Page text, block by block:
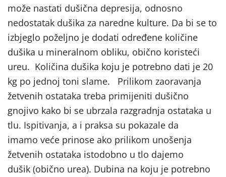
može nastati dušična depresija, odnosno
nedostatak dušika za naredne kulture. Da bi se to
izbjeglo poželjno je dodati određene količine
dušika u mineralnom obliku, obično koristeći
ureu. Količina dušika koju je potrebno dati je 20
kg po jednoj toni slame. Prilikom zaoravanja
žetvenih ostataka treba primijeniti dušično
gnojivo kako bi se ubrzala razgradnja ostataka u
tlu. Ispitivanja, a i praksa su pokazale da
imamo veće prinose ako prilikom unošenja
žetvenih ostataka istodobno u tlo dajemo
dušik (obično urea). Dubina na koju je potrebno